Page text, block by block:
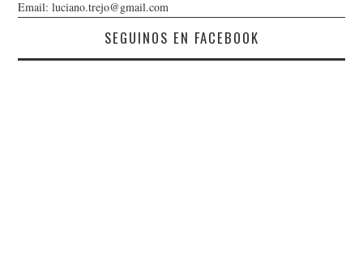
Email: luciano.trejo@gmail.com
SEGUINOS EN FACEBOOK